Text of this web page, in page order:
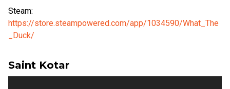
Steam:
https://store.steampowered.com/app/1034590/What_The
_Duck/
Saint Kotar